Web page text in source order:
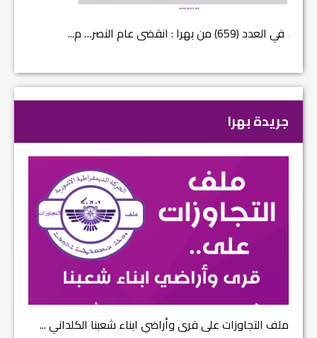
في العدد (659) من بهرا : انقضى عام النصر… م...
جريدة بهرا
ملف التجاوزات على قرى وأراضي ابناء شعبنا الكلداني ...